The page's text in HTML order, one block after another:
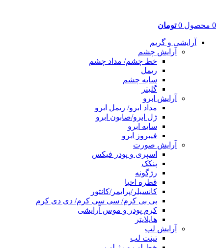
0 محصول 0 تومان
آرایشی و گریم
آرایش چشم
خط چشم/ مداد چشم
ریمل
سایه چشم
گلیتر
آرایش ابرو
مداد ابرو/ ریمل ابرو
ژل ابرو/صابون ابرو
سایه ابرو
فیبروز ابرو
آرایش صورت
اسپری و پودر فیکس
پنکک
رژگونه
قطره احیا
کانسیلر/پرایمر/کانتور
بی بی کرم/ سی سی کرم/ دی دی کرم
کرم پودر و موس آرایشی
هایلایتر
آرایش لب
تینت لب